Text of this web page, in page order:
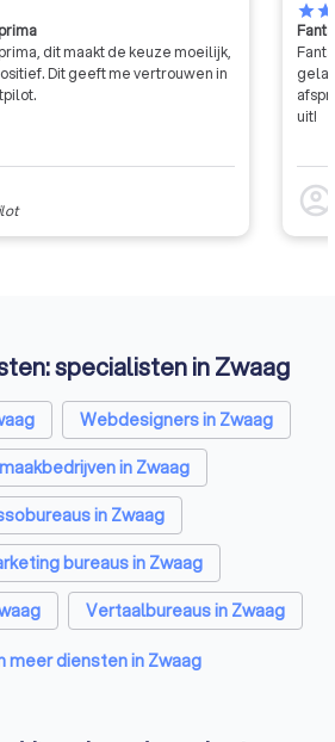
dit maakt de keuze moeilijk,
Dit geeft me vertrouwen in
starstar
uit!
account_circle
specialisten in Zwaag
Webdesigners in Zwaag
in Zwaag
in Zwaag
bureaus in Zwaag
Vertaalbureaus in Zwaag
specialisten in Zwaag
meer diensten in Zwaag